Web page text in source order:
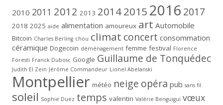
2010 2011 2012 2013 20142015 2016 2017
2018 2025 aide alimentation amoureux art Automobile
Bitcoin Charles Berling chou climat concert consommation
céramique Dogecoin déménagement femme festival Florence
Foresti Franck Dubosc Google Guillaume de Tonquédec
Judith El Zein Jérôme Commandeur Lionel Abelanski
Montpellier météo neige opéra pub sans fil
soleil Sophie Duez temps valentin Valérie Benguigui vœux